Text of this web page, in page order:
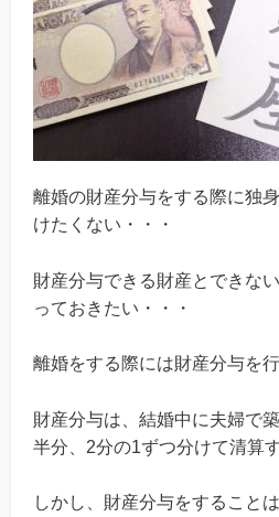
離婚の財産分与をする際に独
けたくない・・・
財産分与できる財産とできな
っておきたい・・・
離婚をする際には財産分与を行
財産分与は、結婚中に夫婦で
半分、2分の1ずつ分けて清算
しかし、財産分与をすること